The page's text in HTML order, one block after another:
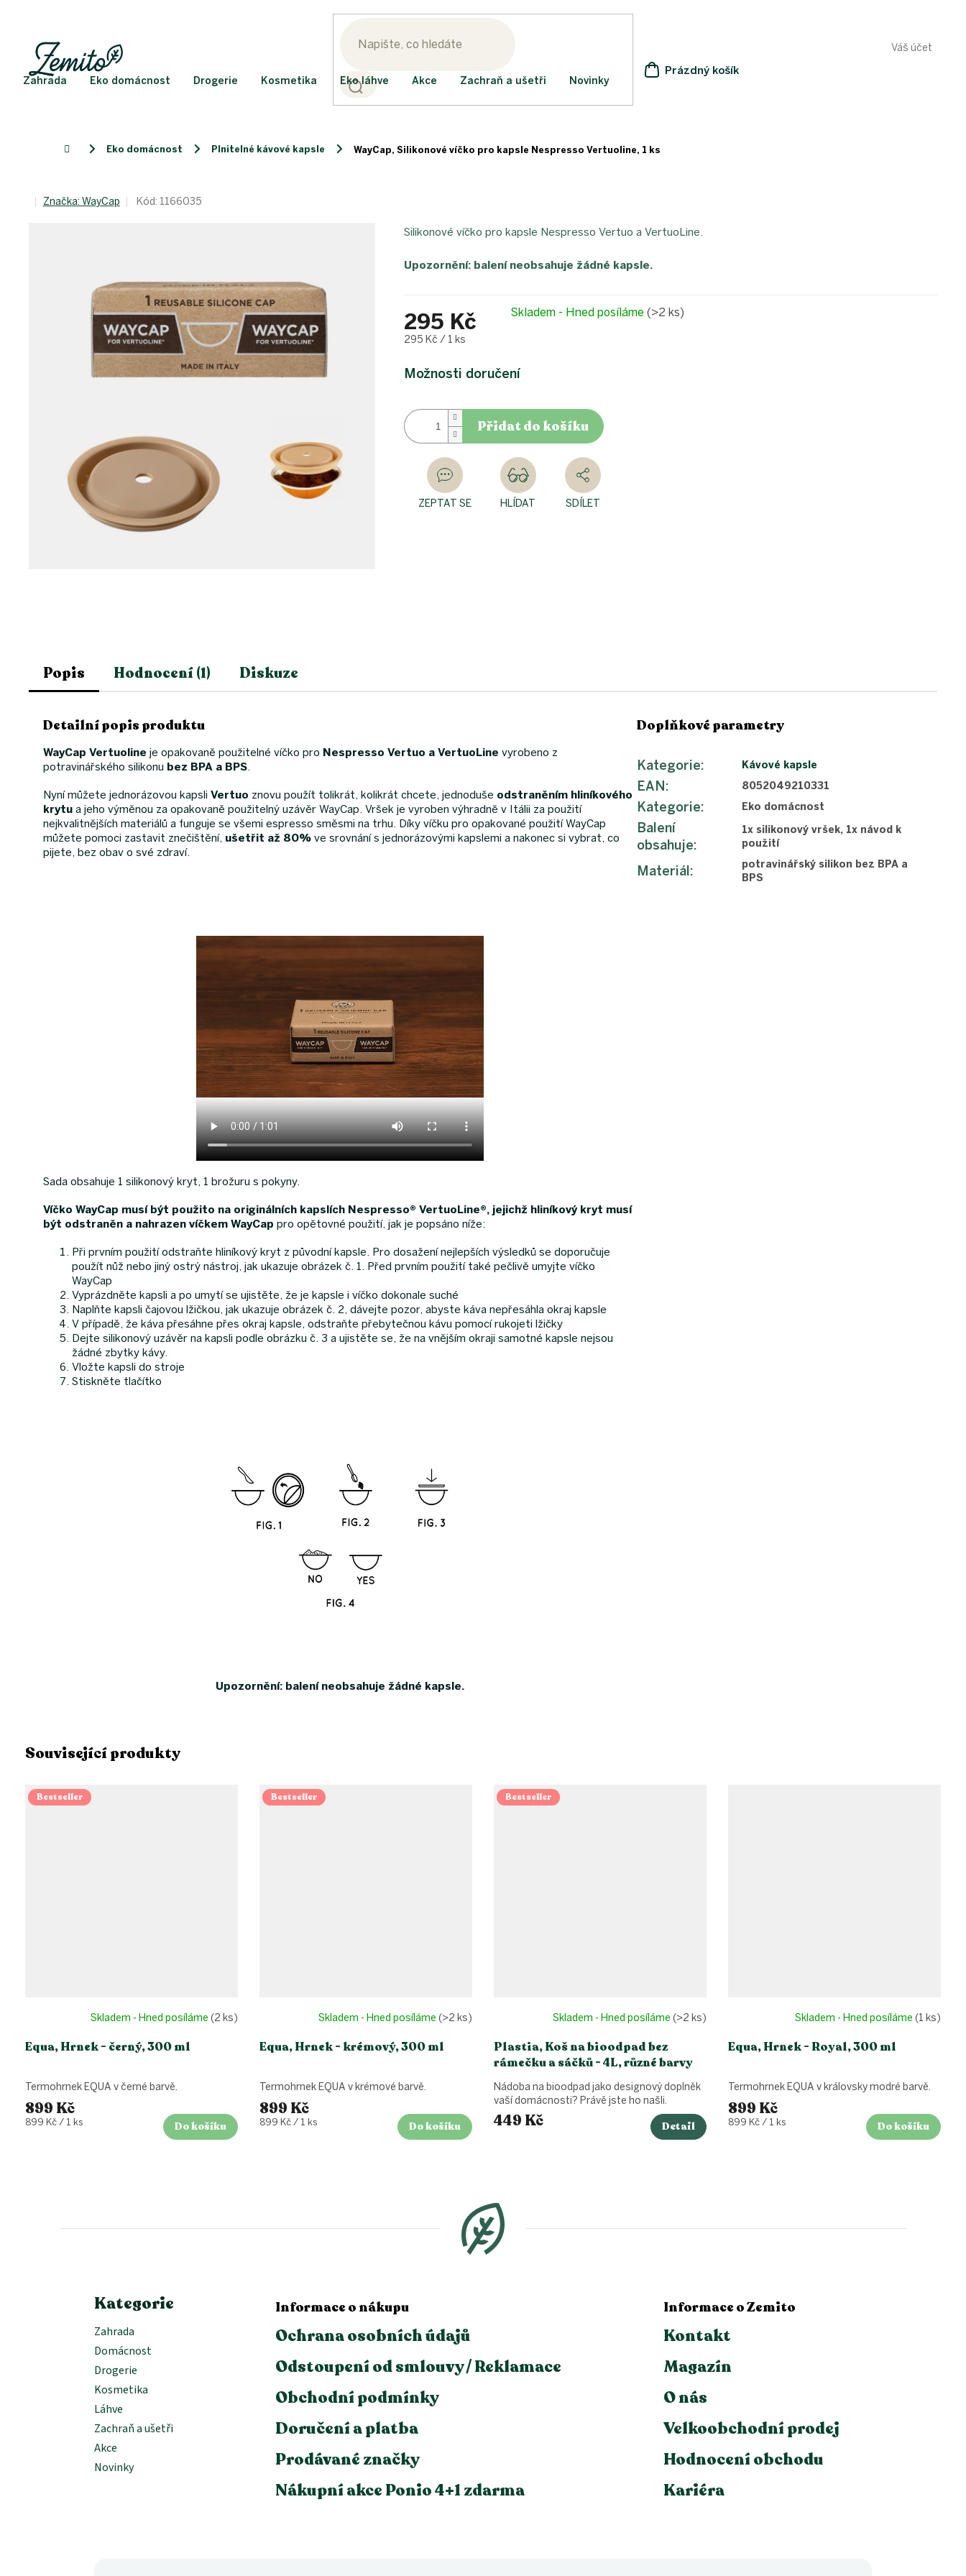
Váš účet
NÁKUPNÍ
Prázdný košík
Zahrada Eko domácnost Drogerie Kosmetika Eko láhve Akce Zachraň a ušetři Novinky
Domů Eko domácnost Plnitelné kávové kapsle WayCap, Silikonové víčko pro kapsle Nespresso Vertuoline, 1 ks
Značka: WayCap Kód: 1166035
295 Kč
Měrná
295 Kč / 1 ks
Skladem - Hned posíláme(>2 ks)
Možnosti doručení
Přidat do košíku
Silikonové víčko pro kapsle Nespresso Vertuo a VertuoLine.
Upozornění: balení neobsahuje žádné kapsle.
ZEPTAT SE HLÍDAT SDÍLET
Související produkty
Bestseller
Equa, Hrnek - černý, 300 ml
Skladem - Hned posíláme (2 ks)
899 Kč
Měrná
899 Kč / 1 ks Do košíku
Termohrnek EQUA v černé barvě.
Bestseller
Equa, Hrnek - krémový, 300 ml
Skladem - Hned posíláme (>2 ks)
899 Kč
Měrná
899 Kč / 1 ks Do košíku
Termohrnek EQUA v krémové barvě.
Bestseller
Plastia, Koš na bioodpad bez
rámečku a sáčků - 4L, různé barvy
Skladem - Hned posíláme (>2 ks)
449 Kč Detail
Nádoba na bioodpad jako designový doplněk
vaší domácnosti? Právě jste ho našli.
Equa, Hrnek - Royal, 300 ml
Skladem - Hned posíláme (1 ks)
899 Kč
Měrná
899 Kč / 1 ks Do košíku
Termohrnek EQUA v královsky modré barvě.
Popis Hodnocení (1) Diskuze
Detailní popis produktu
WayCap Vertuoline je opakovaně použitelné víčko pro Nespresso Vertuo a VertuoLine vyrobeno z
potravinářského silikonu bez BPA a BPS
Nyní můžete jednorázovou kapsli Vertuo znovu použít tolikrát, kolikrát chcete, jednoduše odstraněním hliníkového
krytu a jeho výměnou za opakovaně použitelný uzávěr WayCap. Vršek je vyroben výhradně v Itálii za použití
nejkvalitnějších materiálů a funguje se všemi espresso směsmi na trhu. Díky víčku pro opakované použití WayCap
můžete pomoci zastavit znečištění, ušetřit až 80% ve srovnání s jednorázovými kapslemi a nakonec si vybrat, co
pijete, bez obav o své zdraví.
Sada obsahuje 1 silikonový kryt, 1 brožuru s pokyny.
Víčko WayCap musí být použito na originálních kapslích Nespresso® VertuoLine®, jejichž hliníkový kryt musí
být odstraněn a nahrazen víčkem WayCap pro opětovné použití, jak je popsáno níže:
Při prvním použití odstraňte hliníkový kryt z původní kapsle. Pro dosažení nejlepších výsledků se doporučuje
použít nůž nebo jiný ostrý nástroj, jak ukazuje obrázek č. 1. Před prvním použití také pečlivě umyjte víčko
WayCap
Vyprázdněte kapsli a po umytí se ujistěte, že je kapsle i víčko dokonale suché
Naplňte kapsli čajovou lžičkou, jak ukazuje obrázek č. 2, dávejte pozor, abyste káva nepřesáhla okraj kapsle
V případě, že káva přesáhne přes okraj kapsle, odstraňte přebytečnou kávu pomocí rukojeti lžičky
Dejte silikonový uzávěr na kapsli podle obrázku č. 3 a ujistěte se, že na vnějším okraji samotné kapsle nejsou
žádné zbytky kávy.
Vložte kapsli do stroje
Stiskněte tlačítko
Upozornění: balení neobsahuje žádné kapsle.
Doplňkové parametry
Kategorie: Kávové kapsle
EAN: 8052049210331
Kategorie: Eko domácnost
Balení
obsahuje:
1x silikonový vršek, 1x návod k
použití
Materiál:
potravinářský silikon bez BPA a
BPS
Kategorie
Zahrada
Domácnost
Drogerie
Kosmetika
Láhve
Zachraň a ušetři
Akce
Novinky
Informace o nákupu
Ochrana osobních údajů
Odstoupení od smlouvy / Reklamace
Obchodní podmínky
Doručení a platba
Prodávané značky
Nákupní akce Ponio 4+1 zdarma
Informace o Zemito
Kontakt
Magazín
O nás
Velkoobchodní prodej
Hodnocení obchodu
Kariéra